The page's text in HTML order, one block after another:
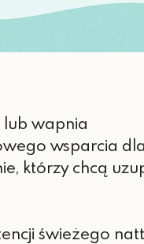
lub wapnia
wsparcia
którzy chcą
świeżego